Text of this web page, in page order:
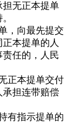
担无正本提单
向最先提交
本提单的人
任的，人民
正本提单交付
担连带赔偿
指示提单的